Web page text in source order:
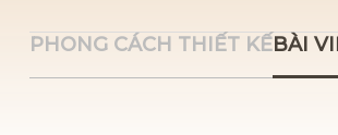
PHONG CÁCH THIẾT KẾBÀI